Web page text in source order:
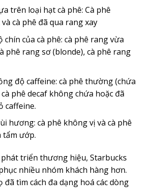
trên loại hạt cà phê: Cà phê
cà phê đã qua rang xay
chín của cà phê: cà phê rang vừa
phê rang sơ (blonde), cà phê rang
độ caffeine: cà phê thường (chứa
phê decaf không chứa hoặc đã
caffeine.
hương: cà phê không vị và cà phê
tẩm ướp.
triển thương hiệu, Starbucks
nhiều nhóm khách hàng hơn.
đã tìm cách đa dạng hoá các dòng